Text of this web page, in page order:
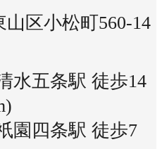
区小松町560-14
水五条駅 徒歩14
園四条駅 徒歩7